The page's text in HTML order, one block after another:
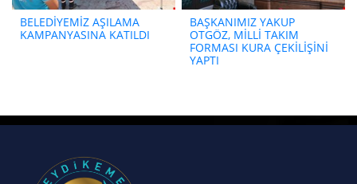
BELEDİYEMİZ AŞILAMA
KAMPANYASINA KATILDI
BAŞKANIMIZ YAKUP
OTGÖZ, MİLLİ TAKIM
FORMASI KURA ÇEKİLİŞİNİ
YAPTI